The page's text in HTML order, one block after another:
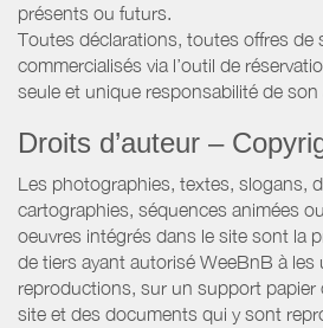
présents ou futurs.
Toutes déclarations, toutes offres de
commercialisés via l’outil de
seule et unique responsabilité de son
Droits d’auteur –
Les photographies, textes, slogans,
cartographies, séquences animées
oeuvres intégrés dans le site sont la
de tiers ayant autorisé WeeBnB à les
reproductions, sur un support
site et des documents qui y sont